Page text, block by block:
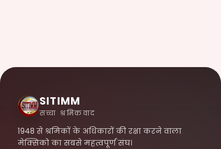
SITIMM
सच्चा श्रमिकवाद
1948 से श्रमिकों के अधिकारों की रक्षा करने वाला
मेक्सिको का सबसे महत्वपूर्ण संघ।